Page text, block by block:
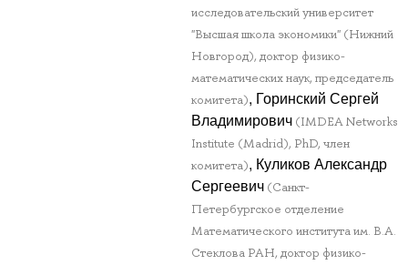
исследовательский университет
"Высшая школа экономики" (Нижний
Новгород), доктор физико-
математических наук, председатель
комитета), Горинский Сергей
Владимирович (IMDEA Networks
Institute (Madrid), PhD, член
комитета), Куликов Александр
Сергеевич (Санкт-
Петербургское отделение
Математического института им. В.А.
Стеклова РАН, доктор физико-